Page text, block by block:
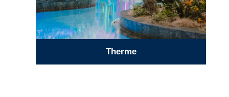
Therme